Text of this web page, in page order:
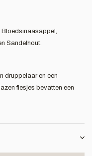
Bloedsinaasappel,
Sandelhout.
druppelaar en een
flesjes bevatten een